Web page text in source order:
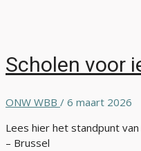
Scholen voor
ONW WBB / 6 maart 2026
Lees hier het standpunt
– Brussel